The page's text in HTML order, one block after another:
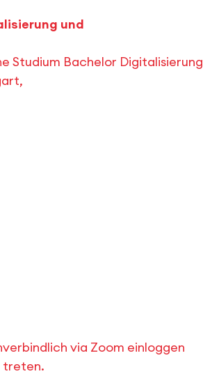
und
Studium Bachelor Digitalisierung
via Zoom einloggen
treten.